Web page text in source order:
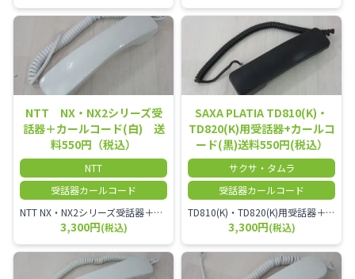
NTT NX・NX2シリーズ受
話器＋カールコード(白) 送
料550円（税込）
NTT
受話器カールコード
NTT NX・NX2シリーズ受話器＋カールコード
3,300円(税込)
SAXA PLATIA TD810(K)・
TD820(K)用受話器+カールコ
ード(黒)送料550円(税込）
サクサ・タムラ
受話器カールコード
TD810(K)・TD820(K)用受話器＋カールコード セット／本商品は中古品となります。 写真では分かりにくいキズ・汚れなどの使用感があります。 予めご理解・ご了承頂きますようお願いいたします。
3,300円(税込)